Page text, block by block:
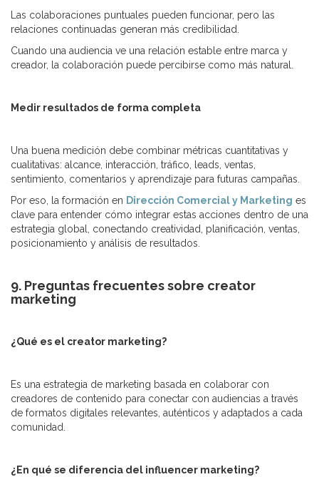
Las colaboraciones puntuales pueden funcionar, pero las
relaciones continuadas generan más credibilidad.
Cuando una audiencia ve una relación estable entre marca y
creador, la colaboración puede percibirse como más natural.
Medir resultados de forma completa
Una buena medición debe combinar métricas cuantitativas y
cualitativas: alcance, interacción, tráfico, leads, ventas,
sentimiento, comentarios y aprendizaje para futuras campañas.
Por eso, la formación en Dirección Comercial y Marketing es
clave para entender cómo integrar estas acciones dentro de una
estrategia global, conectando creatividad, planificación, ventas,
posicionamiento y análisis de resultados.
9. Preguntas frecuentes sobre creator
marketing
¿Qué es el creator marketing?
Es una estrategia de marketing basada en colaborar con
creadores de contenido para conectar con audiencias a través
de formatos digitales relevantes, auténticos y adaptados a cada
comunidad.
¿En qué se diferencia del influencer marketing?